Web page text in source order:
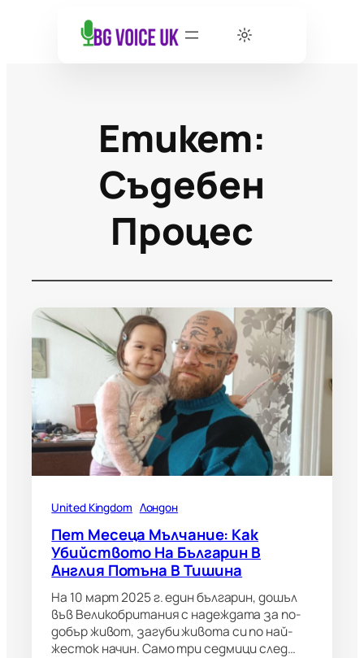
Етикет:
Съдебен
Процес
United Kingdom Лондон
Пет Месеца Мълчание: Как
Убийството На Българин В
Англия Потъна В Тишина
На 10 март 2025 г. един българин, дошъл
във Великобритания с надеждата за по-
добър живот, загуби живота си по най-
жесток начин. Само три седмици след…